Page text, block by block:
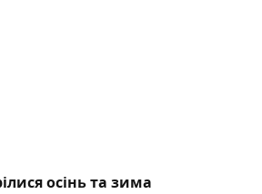
осінь та зима